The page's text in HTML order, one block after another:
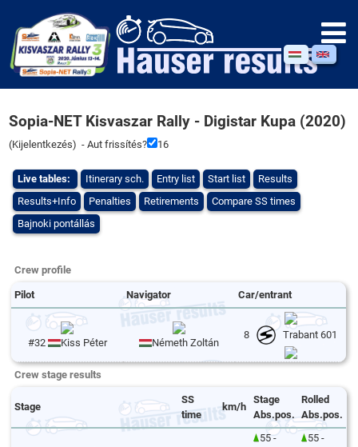
Sopia-NET Kisvaszar Rally - Digistar Kupa (2020)
(Kijelentkezés) - Aut frissítés? 16
Live tables: Itinerary sch. Entry list Start list
Results
Results+Info
Penalties Retirements
Compare SS times
Bajnoki pontállás
Crew profile
Pilot Navigator Car/entrant
#32 Kiss Péter Németh Zoltán
8 Trabant 601
Crew stage results
Stage
SS
time
km/h
Stage
Abs.pos.
Rolled
Abs.pos.
55 - 55 -